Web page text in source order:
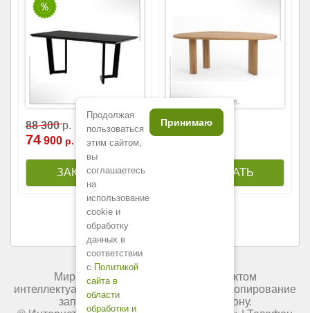
88 300р.
74 900 р.
190 200р.
Мир мебели России является объектом
интеллектуальной собственности. Любое копирование
запрещено и преследуется по закону.
Продолжая
пользоваться
этим сайтом,
вы
соглашаетесь
на
использование
cookie и
обработку
данных в
соответствии
с Политикой
сайта в
области
обработки и
Принимаю